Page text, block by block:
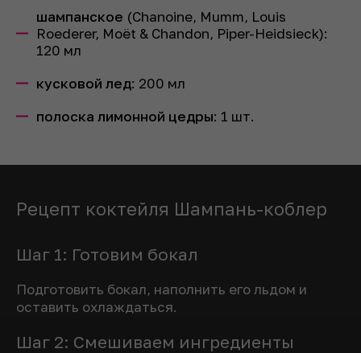
шампанское (Chanoine, Mumm, Louis
Roederer, Moët & Chandon, Piper-Heidsieck):
120 мл
кусковой лед: 200 мл
полоска лимонной цедры: 1 шт.
Рецепт коктейля Шампань-коблер
Шаг 1: Готовим бокал
Подготовить бокал, наполнить его льдом и
оставить охлаждаться.
Шаг 2: Смешиваем ингредиенты